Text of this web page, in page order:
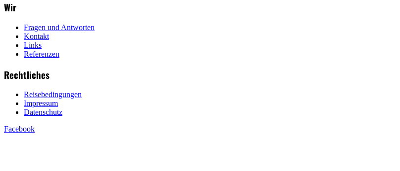
Wir
Fragen und Antworten
Kontakt
Links
Referenzen
Rechtliches
Reisebedingungen
Impressum
Datenschutz
Facebook